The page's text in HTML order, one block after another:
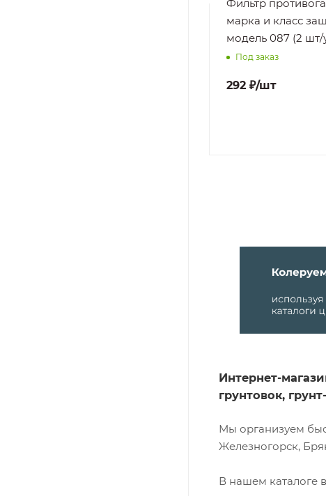
Фильтр
марка и класс
модель 087 (2 шт/
Под заказ
292 ₽/шт
Интернет-
грунтовок,
Мы организуем
Железногорск,
В нашем каталоге